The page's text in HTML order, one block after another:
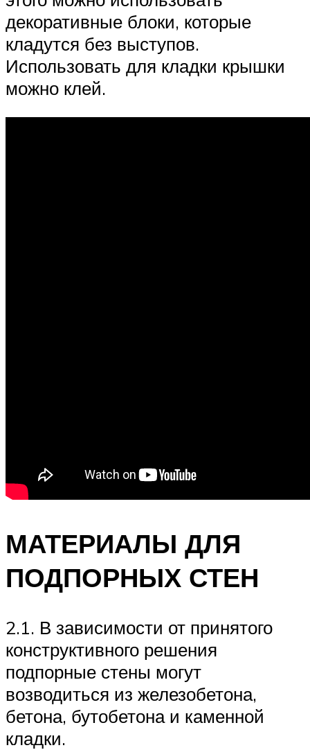
декоративные блоки, которые
кладутся без выступов.
Использовать для кладки крышки
можно клей.
МАТЕРИАЛЫ ДЛЯ
ПОДПОРНЫХ СТЕН
2.1. В зависимости от принятого
конструктивного решения
подпорные стены могут
возводиться из железобетона,
бетона, бутобетона и каменной
кладки.